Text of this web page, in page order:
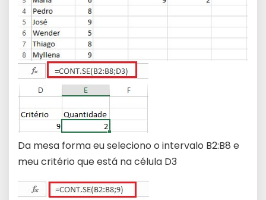
Da mesa forma eu seleciono o intervalo B2:B8 e
meu critério que está na célula D3